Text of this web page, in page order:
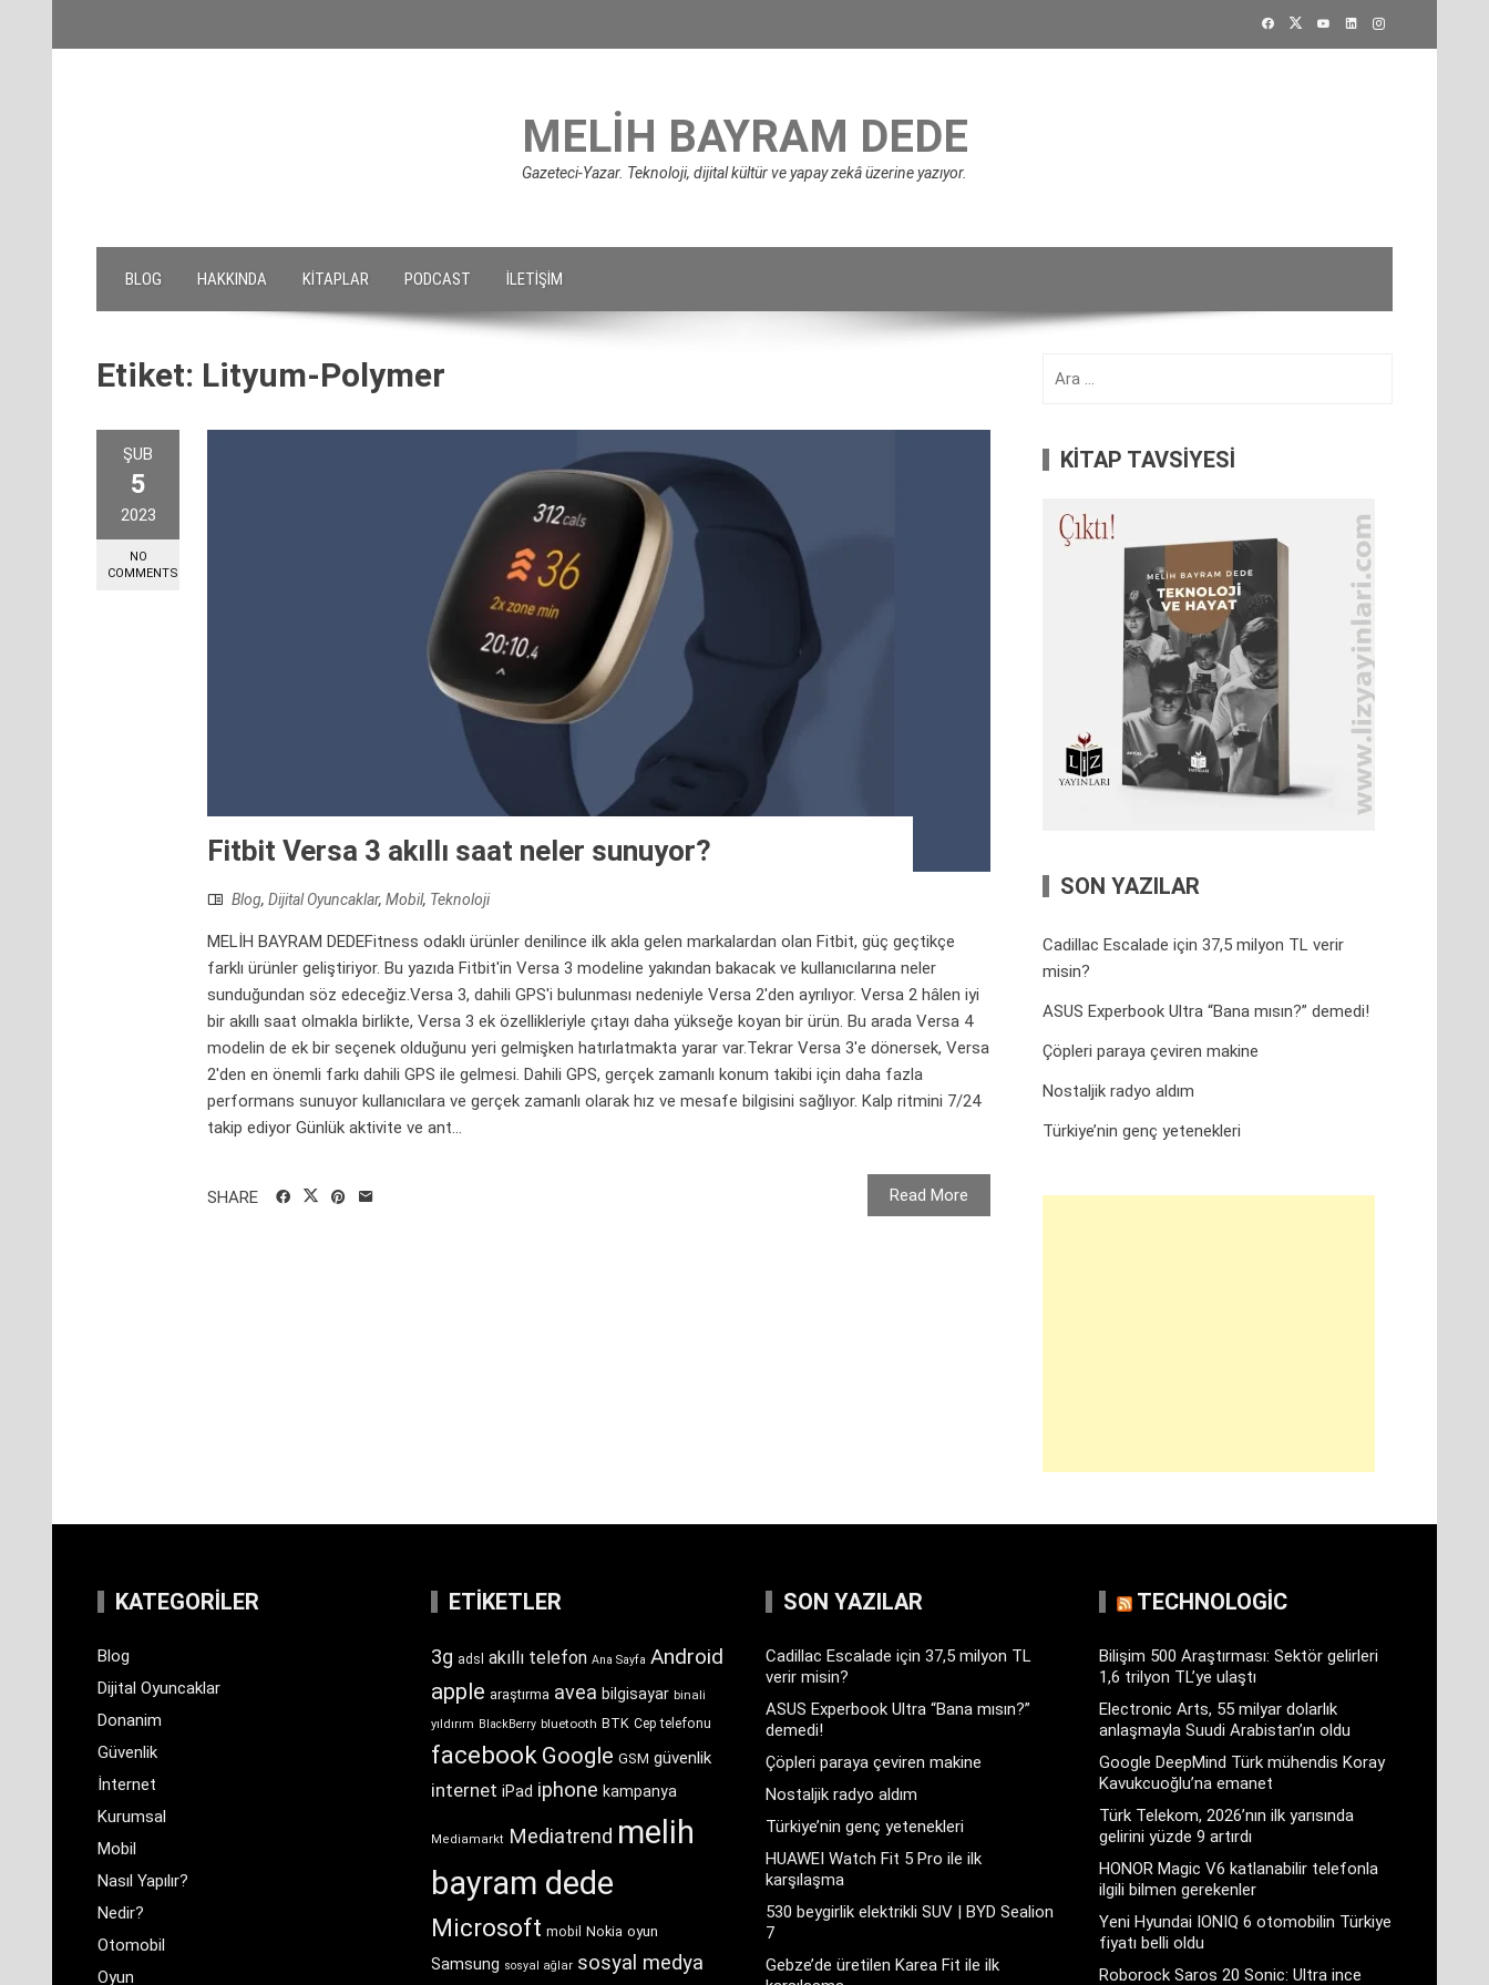
MELIH BAYRAM DEDE
Gazeteci-Yazar. Teknoloji, dijital kültür ve yapay zekâ üzerine yazıyor.
BLOG HAKKINDA KITAPLAR PODCAST İLETIŞIM
Etiket: Lityum-Polymer
ŞUB
5
2023
NO
COMMENTS
Fitbit Versa 3 akıllı saat neler sunuyor?
Blog, Dijital Oyuncaklar, Mobil, Teknoloji
MELİH BAYRAM DEDEFitness odaklı ürünler denilince ilk akla gelen markalardan olan Fitbit, güç geçtikçe
farklı ürünler geliştiriyor. Bu yazıda Fitbit'in Versa 3 modeline yakından bakacak ve kullanıcılarına neler
sunduğundan söz edeceğiz.Versa 3, dahili GPS'i bulunması nedeniyle Versa 2'den ayrılıyor. Versa 2 hâlen iyi
bir akıllı saat olmakla birlikte, Versa 3 ek özellikleriyle çıtayı daha yükseğe koyan bir ürün. Bu arada Versa 4
modelin de ek bir seçenek olduğunu yeri gelmişken hatırlatmakta yarar var.Tekrar Versa 3'e dönersek, Versa
2'den en önemli farkı dahili GPS ile gelmesi. Dahili GPS, gerçek zamanlı konum takibi için daha fazla
performans sunuyor kullanıcılara ve gerçek zamanlı olarak hız ve mesafe bilgisini sağlıyor. Kalp ritmini 7/24
takip ediyor Günlük aktivite ve ant...
Read More
SHARE
KİTAP TAVSİYESİ
SON YAZILAR
Cadillac Escalade için 37,5 milyon TL verir
misin?
ASUS Experbook Ultra “Bana mısın?” demedi!
Çöpleri paraya çeviren makine
Nostaljik radyo aldım
Türkiye’nin genç yetenekleri
KATEGORILER
Blog
Dijital Oyuncaklar
Donanim
Güvenlik
İnternet
Kurumsal
Mobil
Nasıl Yapılır?
Nedir?
Otomobil
Oyun
ETIKETLER
3g adsl akıllı telefon Ana Sayfa Android
apple araştırma avea bilgisayar binali
yıldırım BlackBerry bluetooth BTK Cep telefonu
facebook Google GSM güvenlik
internet iPad iphone kampanya
Mediamarkt Mediatrend melih
bayram dede
Microsoft mobil Nokia oyun
Samsung sosyal ağlar sosyal medya
SON YAZILAR
Cadillac Escalade için 37,5 milyon TL
verir misin?
ASUS Experbook Ultra “Bana mısın?”
demedi!
Çöpleri paraya çeviren makine
Nostaljik radyo aldım
Türkiye’nin genç yetenekleri
HUAWEI Watch Fit 5 Pro ile ilk
karşılaşma
530 beygirlik elektrikli SUV | BYD Sealion
7
Gebze’de üretilen Karea Fit ile ilk
TECHNOLOGIC
Bilişim 500 Araştırması: Sektör gelirleri
1,6 trilyon TL’ye ulaştı
Electronic Arts, 55 milyar dolarlık
anlaşmayla Suudi Arabistan’ın oldu
Google DeepMind Türk mühendis Koray
Kavukcuoğlu’na emanet
Türk Telekom, 2026’nın ilk yarısında
gelirini yüzde 9 artırdı
HONOR Magic V6 katlanabilir telefonla
ilgili bilmen gerekenler
Yeni Hyundai IONIQ 6 otomobilin Türkiye
fiyatı belli oldu
Roborock Saros 20 Sonic: Ultra ince